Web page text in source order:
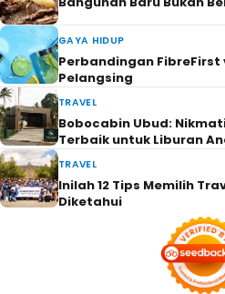
GAYA HIDUP
Perbandingan
Pelangsing
TRAVEL
Bobocabin Ubud:
Terbaik untuk Liburan
TRAVEL
Inilah 12 Tips Memilih
Diketahui